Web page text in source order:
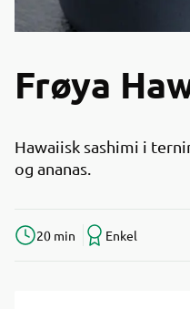
Frøya
Hawaiisk sashimi i
og ananas.
20 min Enkel